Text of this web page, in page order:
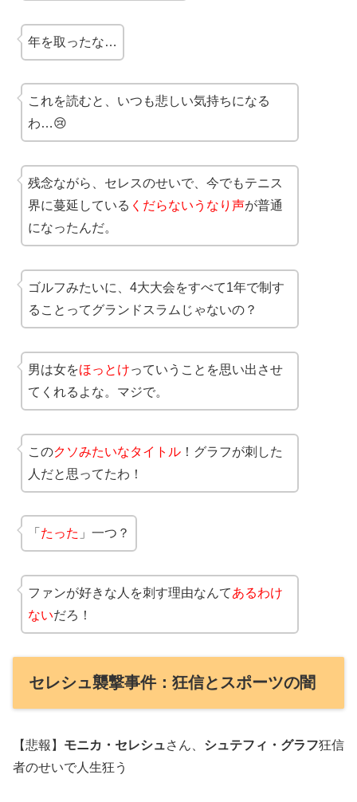
年を取ったな…
これを読むと、いつも悲しい気持ちになる
わ…😢
残念ながら、セレスのせいで、今でもテニス
界に蔓延している くだらないうなり声が普通
になったんだ。
ゴルフみたいに、4大大会をすべて1年で制す
ることってグランドスラムじゃないの？
男は女をほっとけっていうことを思い出させ
てくれるよな。マジで。
このクソみたいなタイトル ！グラフが刺した
人だと思ってたわ！
「 たった 」一つ？
ファンが好きな人を刺す理由なんてあるわけ
ないだろ！
セレシュ襲撃事件：狂信とスポーツの闇
【悲報】 モニカ・セレシュさん、 シュテフィ・グラフ狂信
者のせいで人生狂う